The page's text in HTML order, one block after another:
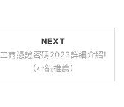
NEXT
工商憑證密碼2023詳細介紹!
（小編推薦）